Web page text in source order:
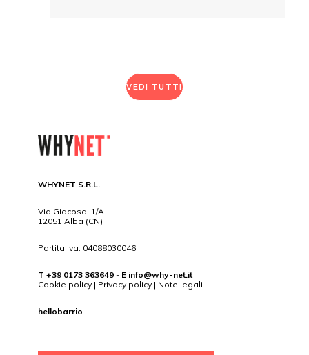
VEDI TUTTI
WHYNET S.R.L.
Via Giacosa, 1/A
12051 Alba (CN)
Partita Iva: 04088030046
T +39 0173 363649 - E info@why-net.it
Cookie policy | Privacy policy | Note legali
hellobarrio